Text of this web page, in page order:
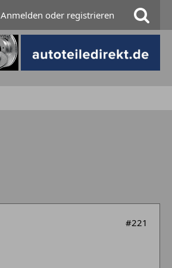
Anmelden oder registrieren
#221